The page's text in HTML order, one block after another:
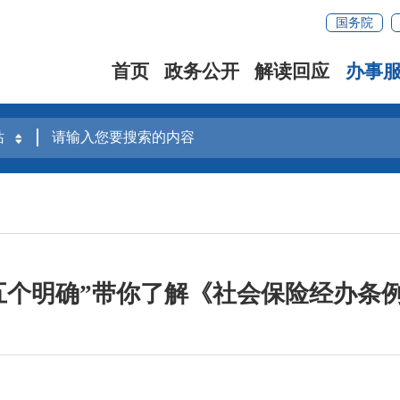
国务院
首页 政务公开 解读回应 办事
个明确”带你了解《社会保险经办条